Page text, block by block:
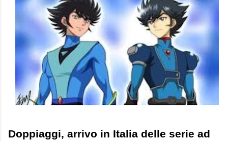
Doppiaggi, arrivo in Italia delle serie ad